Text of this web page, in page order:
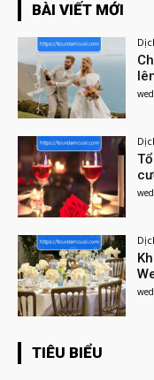
BÀI VIẾT MỚI
TIÊU BIỂU